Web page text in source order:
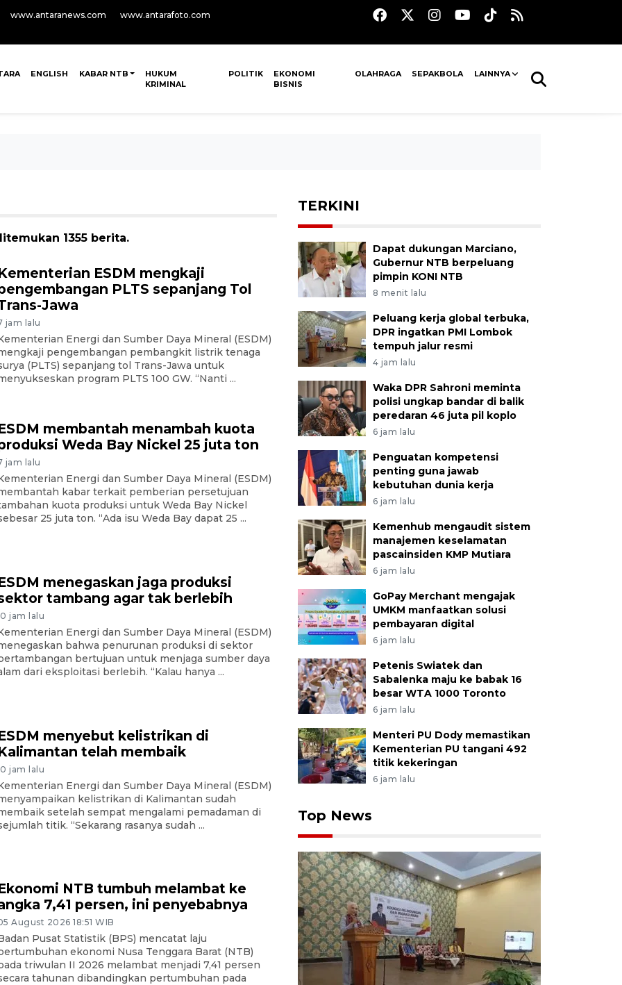
www.antaranews.com www.antarafoto.com
ENGLISH KABAR NTB
HUKUM
KRIMINAL
POLITIK
EKONOMI
BISNIS
OLAHRAGA SEPAKBOLA LAINNYA
1355 berita.
ESDM mengkaji
PLTS sepanjang Tol
Jawa
jam lalu
Energi dan Sumber Daya Mineral (ESDM)
pengembangan pembangkit listrik tenaga
(PLTS) sepanjang tol Trans-Jawa untuk
program PLTS 100 GW. “Nanti ...
membantah menambah kuota
Weda Bay Nickel 25 juta ton
jam lalu
Energi dan Sumber Daya Mineral (ESDM)
kabar terkait pemberian persetujuan
kuota produksi untuk Weda Bay Nickel
25 juta ton. “Ada isu Weda Bay dapat 25 ...
menegaskan jaga produksi
tambang agar tak berlebih
jam lalu
Energi dan Sumber Daya Mineral (ESDM)
bahwa penurunan produksi di sektor
bertujuan untuk menjaga sumber daya
dari eksploitasi berlebih. “Kalau hanya ...
menyebut kelistrikan di
telah membaik
jam lalu
Energi dan Sumber Daya Mineral (ESDM)
kelistrikan di Kalimantan sudah
setelah sempat mengalami pemadaman di
titik. “Sekarang rasanya sudah ...
NTB tumbuh melambat ke
7,41 persen, ini penyebabnya
August 2026 18:51 WIB
Pusat Statistik (BPS) mencatat laju
ekonomi Nusa Tenggara Barat (NTB)
triwulan II 2026 melambat menjadi 7,41 persen
tahunan dibandingkan pertumbuhan pada
TERKINI
Dapat dukungan Marciano,
Gubernur NTB berpeluang
pimpin KONI NTB
8 menit lalu
Peluang kerja global terbuka,
DPR ingatkan PMI Lombok
tempuh jalur resmi
4 jam lalu
Waka DPR Sahroni meminta
polisi ungkap bandar di balik
peredaran 46 juta pil koplo
6 jam lalu
Penguatan kompetensi
penting guna jawab
kebutuhan dunia kerja
6 jam lalu
Kemenhub mengaudit sistem
manajemen keselamatan
pascainsiden KMP Mutiara
6 jam lalu
GoPay Merchant mengajak
UMKM manfaatkan solusi
pembayaran digital
6 jam lalu
Petenis Swiatek dan
Sabalenka maju ke babak 16
besar WTA 1000 Toronto
6 jam lalu
Menteri PU Dody memastikan
Kementerian PU tangani 492
titik kekeringan
6 jam lalu
Top News